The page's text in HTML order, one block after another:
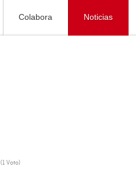
Colabora Noticias
(1 Voto)